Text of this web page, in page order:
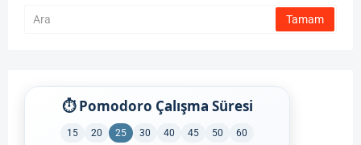
⏱ Pomodoro Çalışma Süresi
15 20 25 30 40 45 50 60